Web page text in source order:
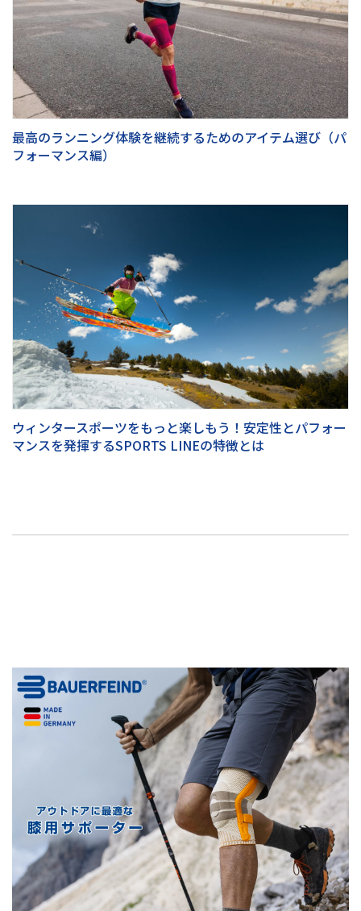
最高のランニング体験を継続するためのアイテム選び（パ
フォーマンス編）
ウィンタースポーツをもっと楽しもう！安定性とパフォー
マンスを発揮するSPORTS LINEの特徴とは